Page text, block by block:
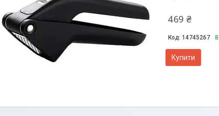
469 ₴
14745267
Купити